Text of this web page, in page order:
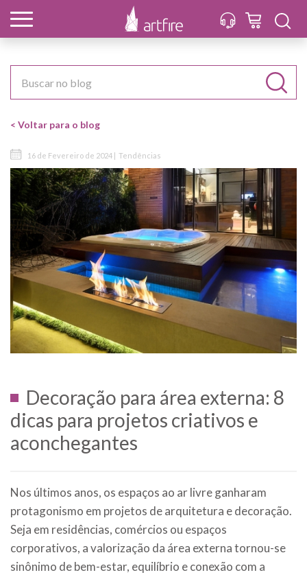
< Voltar para o blog
16 de Fevereiro de 2024 | Tendências
Decoração para área externa: 8
dicas para projetos criativos e
aconchegantes
Nos últimos anos, os espaços ao ar livre ganharam
protagonismo em projetos de arquitetura e decoração.
Seja em residências, comércios ou espaços
corporativos, a valorização da área externa tornou-se
sinônimo de bem-estar, equilíbrio e conexão com a